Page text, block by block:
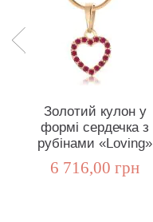
Золотий кулон у
формі сердечка з
рубінами «Loving»
6 716,00 грн